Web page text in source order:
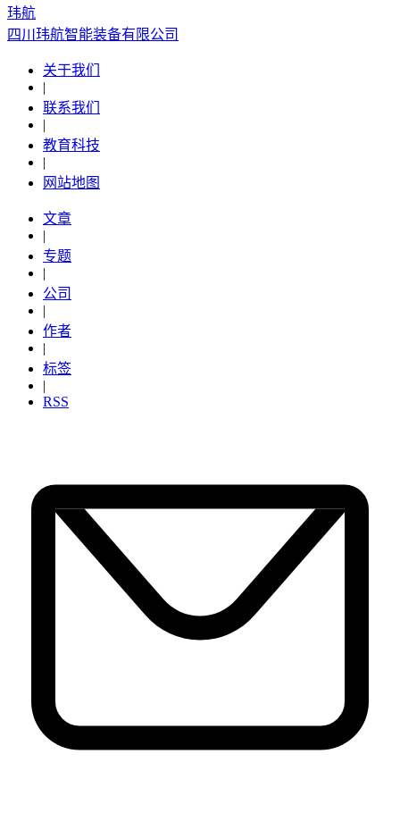
玮航
四川玮航智能装备有限公司
关于我们
|
联系我们
|
教育科技
|
网站地图
文章
|
专题
|
公司
|
作者
|
标签
|
RSS